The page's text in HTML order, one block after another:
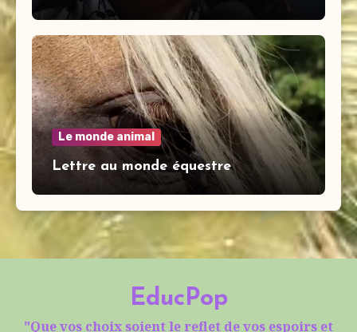
Le monde animal
Lettre au monde équestre
EducPop
"Que vos choix soient le reflet de vos espoirs et